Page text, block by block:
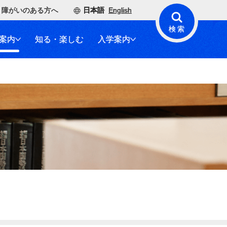
障がいのある方へ 日本語 English
内 知る・楽しむ 入学案内
検索